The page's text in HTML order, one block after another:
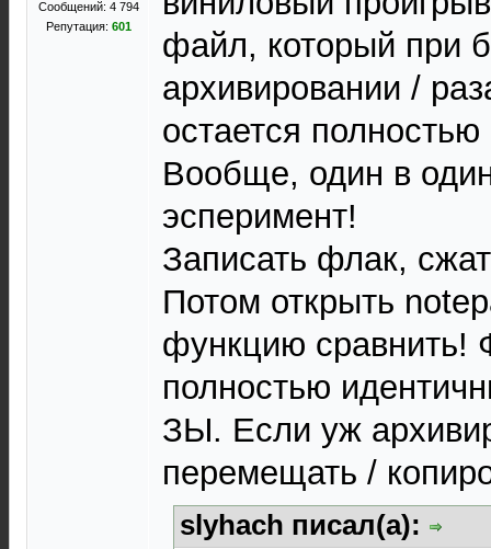
Сообщений: 4 794
Репутация: 601
файл, который при
архивировании /
остается
Вообще, один в
эсперимент!
Записать флак,
Потом открыть
функцию сравнить!
полностью
ЗЫ. Если уж
перемещать /
slyhach писал(а):